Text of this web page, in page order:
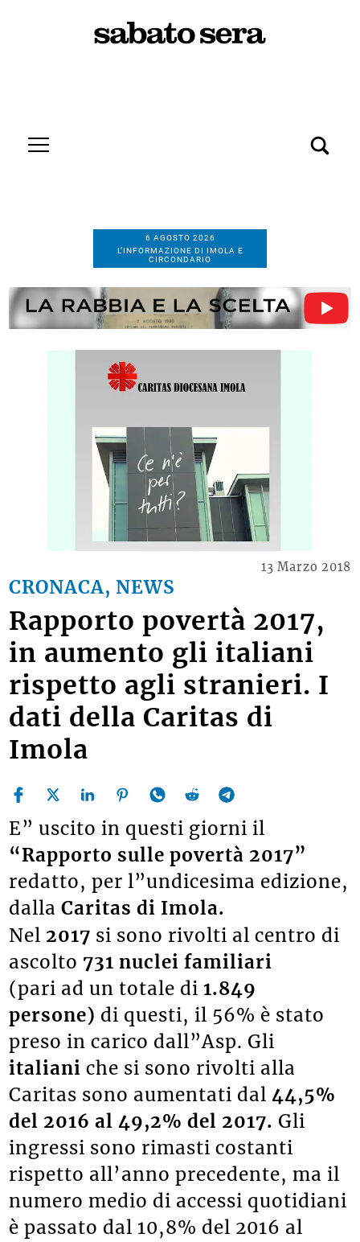
6 AGOSTO 2026
L’INFORMAZIONE DI IMOLA E
CIRCONDARIO
CRONACA, NEWS
13 Marzo 2018
Rapporto povertà 2017,
in aumento gli italiani
rispetto agli stranieri. I
dati della Caritas di
Imola
E” uscito in questi giorni il
“Rapporto sulle povertà 2017”
redatto, per l”undicesima edizione,
dallaCaritas di Imola.
Nel 2017 si sono rivolti al centro di
ascolto 731 nuclei familiari
(pari ad un totale di 1.849
persone) di questi, il 56% è stato
preso in carico dall”Asp. Gli
italiani che si sono rivolti alla
Caritas sono aumentati dal44,5%
del 2016 al 49,2% del 2017. Gli
ingressi sono rimasti costanti
rispetto all’anno precedente, ma il
numero medio di accessi quotidiani
è passato dal 10,8% del 2016 al